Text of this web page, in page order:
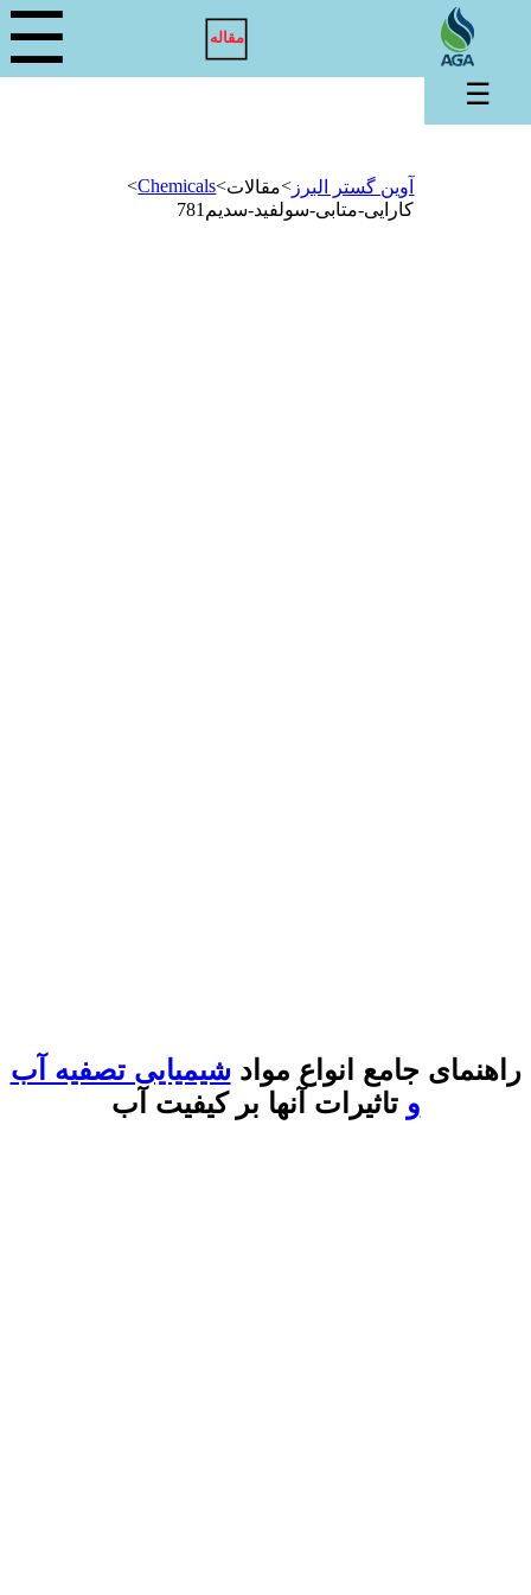
مقاله ☰
راهنمای جامع انواع موادشیمیایی تصفیه آب
و تاثیرات آنها بر کیفیت آب
آوین گستر البرز >مقالات>
Chemicals
>
کارایی-متابی-سولفید-سدیم781
☰